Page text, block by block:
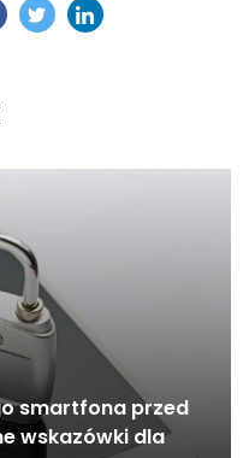
smartfona przed
wskazówki dla